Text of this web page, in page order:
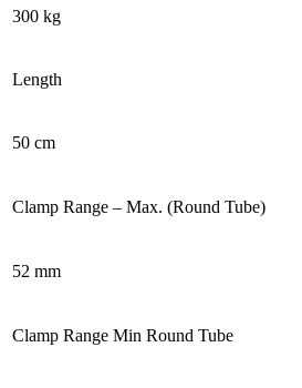
300 kg
Length
50 cm
Clamp Range – Max. (Round Tube)
52 mm
Clamp Range Min Round Tube